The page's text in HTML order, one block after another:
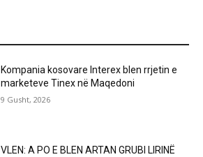
Kompania kosovare Interex blen rrjetin e
marketeve Tinex në Maqedoni
9 Gusht, 2026
VLEN: A PO E BLEN ARTAN GRUBI LIRINË